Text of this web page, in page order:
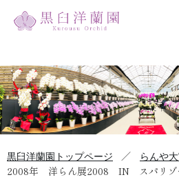
黒臼洋蘭園トップページ ／ らんや
2008年 洋らん展2008 IN スパリゾ